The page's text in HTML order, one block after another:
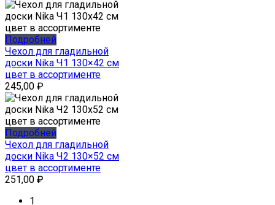
Подробней
Чехол для гладильной
доски Nika Ч1 130×42 см
цвет в ассортименте
245,00 ₽
Подробней
Чехол для гладильной
доски Nika Ч2 130×52 см
цвет в ассортименте
251,00 ₽
1